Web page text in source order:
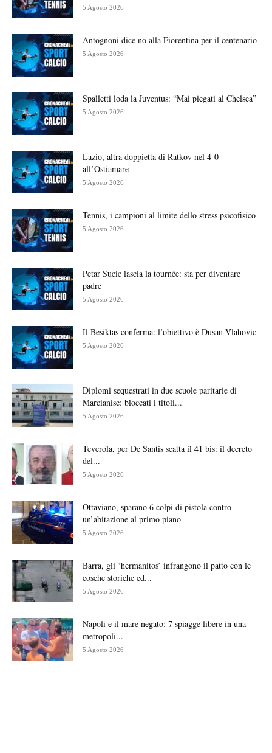
5 Agosto 2026
Antognoni dice no alla Fiorentina per il centenario
5 Agosto 2026
Spalletti loda la Juventus: “Mai piegati al Chelsea”
5 Agosto 2026
Lazio, altra doppietta di Ratkov nel 4-0
all’Ostiamare
5 Agosto 2026
Tennis, i campioni al limite dello stress psicofisico
5 Agosto 2026
Petar Sucic lascia la tournée: sta per diventare
padre
5 Agosto 2026
Il Besiktas conferma: l’obiettivo è Dusan Vlahovic
5 Agosto 2026
Diplomi sequestrati in due scuole paritarie di
Marcianise: bloccati i titoli...
5 Agosto 2026
Teverola, per De Santis scatta il 41 bis: il decreto
del...
5 Agosto 2026
Ottaviano, sparano 6 colpi di pistola contro
un’abitazione al primo piano
5 Agosto 2026
Barra, gli ‘hermanitos’ infrangono il patto con le
cosche storiche ed...
5 Agosto 2026
Napoli e il mare negato: 7 spiagge libere in una
metropoli...
5 Agosto 2026